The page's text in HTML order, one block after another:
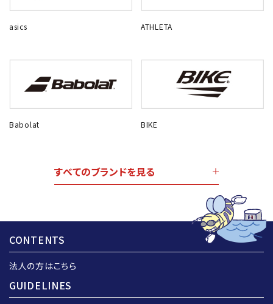
asics ATHLETA
Babolat BIKE
すべてのブランドを見る
CONTENTS
法人の方はこちら
GUIDELINES